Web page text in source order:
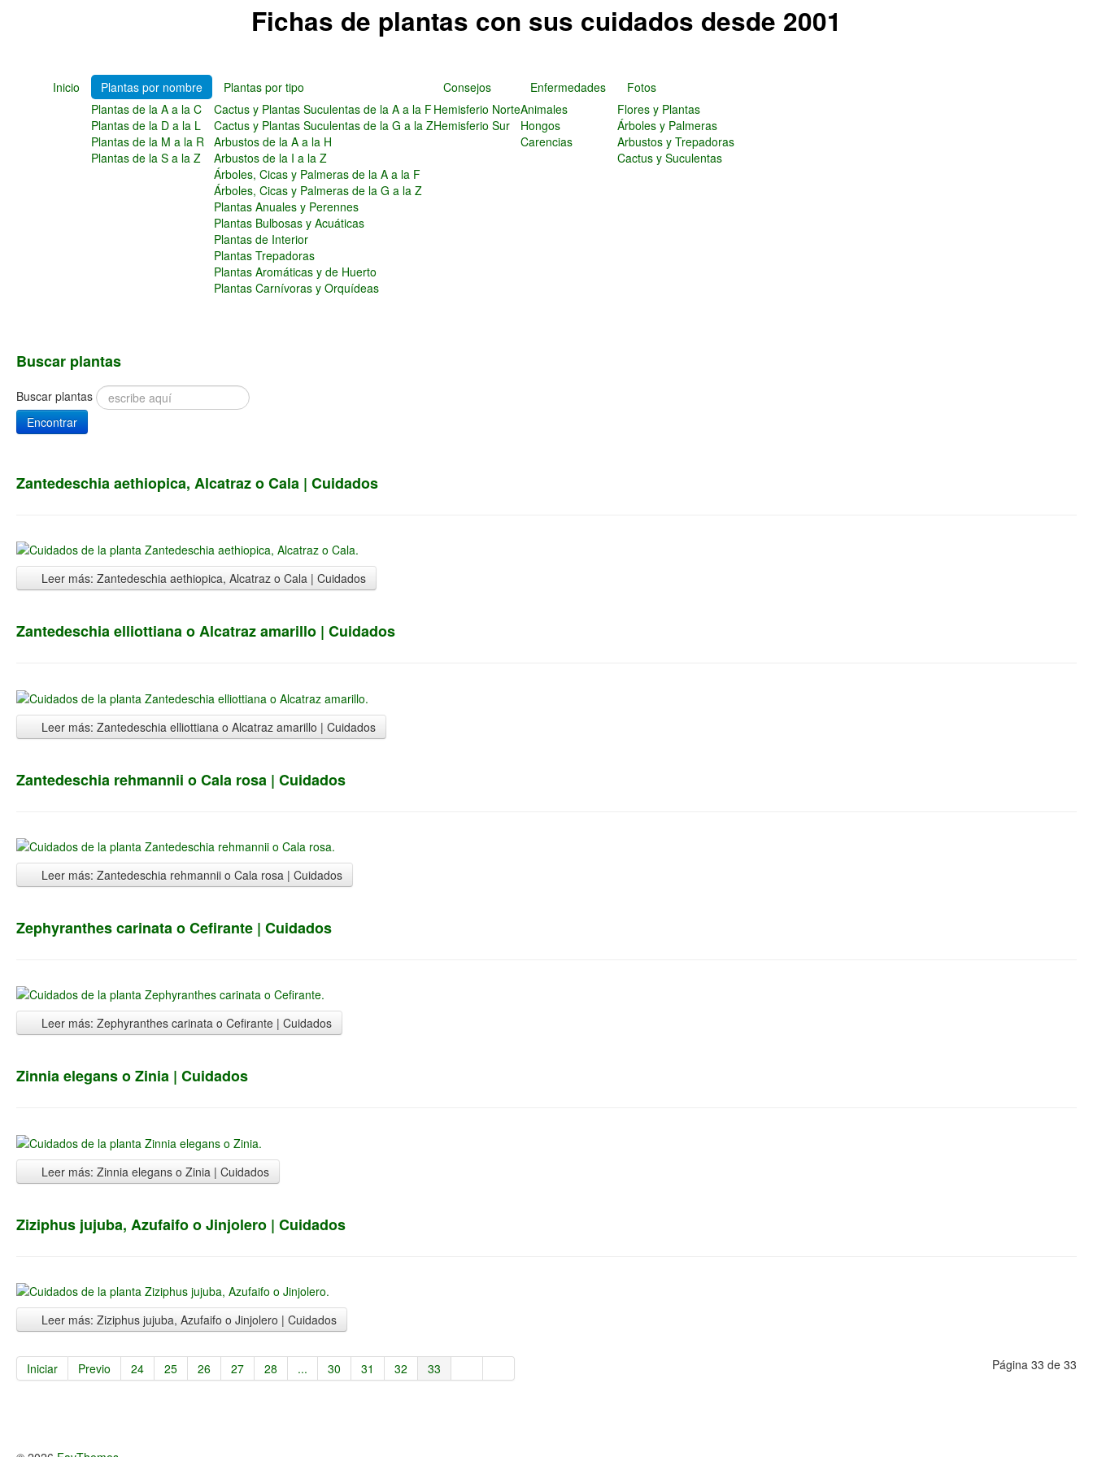
Fichas de plantas con sus cuidados desde 2001
Inicio
Plantas por nombre
Plantas de la A a la C
Plantas de la D a la L
Plantas de la M a la R
Plantas de la S a la Z
Plantas por tipo
Cactus y Plantas Suculentas de la A a la F
Cactus y Plantas Suculentas de la G a la Z
Arbustos de la A a la H
Arbustos de la I a la Z
Árboles, Cicas y Palmeras de la A a la F
Árboles, Cicas y Palmeras de la G a la Z
Plantas Anuales y Perennes
Plantas Bulbosas y Acuáticas
Plantas de Interior
Plantas Trepadoras
Plantas Aromáticas y de Huerto
Plantas Carnívoras y Orquídeas
Consejos
Hemisferio Norte
Hemisferio Sur
Enfermedades
Animales
Hongos
Carencias
Fotos
Flores y Plantas
Árboles y Palmeras
Arbustos y Trepadoras
Cactus y Suculentas
Buscar plantas
Buscar plantas
Encontrar
Zantedeschia aethiopica, Alcatraz o Cala | Cuidados
Leer más: Zantedeschia aethiopica, Alcatraz o Cala | Cuidados
Zantedeschia elliottiana o Alcatraz amarillo | Cuidados
Leer más: Zantedeschia elliottiana o Alcatraz amarillo | Cuidados
Zantedeschia rehmannii o Cala rosa | Cuidados
Leer más: Zantedeschia rehmannii o Cala rosa | Cuidados
Zephyranthes carinata o Cefirante | Cuidados
Leer más: Zephyranthes carinata o Cefirante | Cuidados
Zinnia elegans o Zinia | Cuidados
Leer más: Zinnia elegans o Zinia | Cuidados
Ziziphus jujuba, Azufaifo o Jinjolero | Cuidados
Leer más: Ziziphus jujuba, Azufaifo o Jinjolero | Cuidados
Página 33 de 33
Iniciar Previo 24 25 26 27 28 ... 30 31 32 33